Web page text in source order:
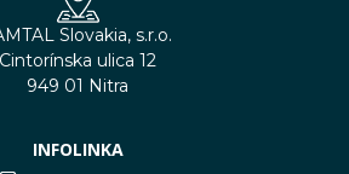
Slovakia, s.r.o.
Cintorínska ulica 12
949 01 Nitra
INFOLINKA